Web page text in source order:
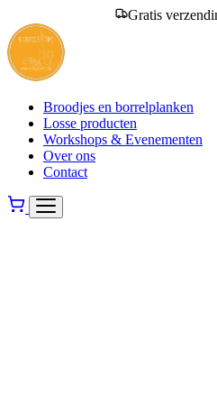
Gratis
Broodjes en borrelplanken
Losse producten
Workshops & Evenementen
Over ons
Contact